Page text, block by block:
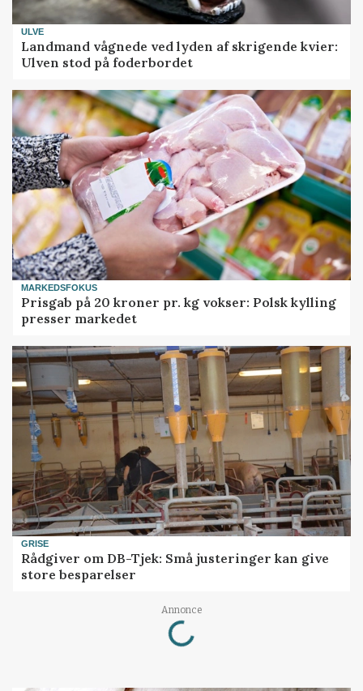
ULVE
Landmand vågnede ved lyden af skrigende kvier:
Ulven stod på foderbordet
MARKEDSFOKUS
Prisgab på 20 kroner pr. kg vokser: Polsk kylling
presser markedet
GRISE
Rådgiver om DB-Tjek: Små justeringer kan give
store besparelser
Annonce
Loading...